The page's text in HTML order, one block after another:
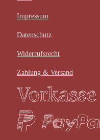
Impressum
Datenschutz
Widerrufsrecht
Zahlung & Versand